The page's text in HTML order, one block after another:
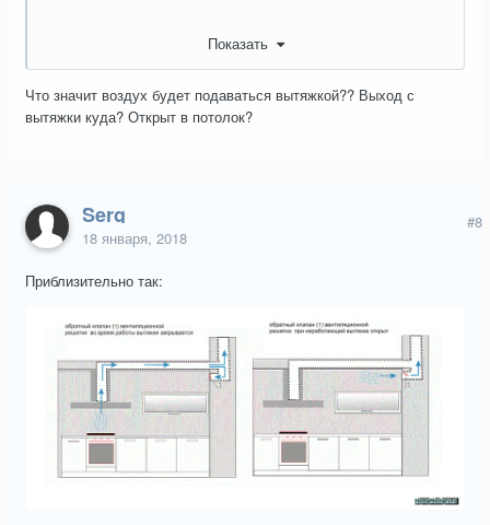
Или просто поставьте решётку с обратным клапаном и
двумя разделёнными отверстиями в ваше вент отверстие и
к одному из них, к тому что без клапана, подсоедините
Показать
Что значит воздух будет подаваться вытяжкой?? Выход с
вытяжки куда? Открыт в потолок?
Serg
18 января, 2018
#8
Приблизительно так: